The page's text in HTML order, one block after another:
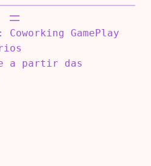
Coworking GamePlay
a partir das